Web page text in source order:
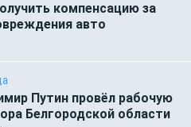
компенсацию за
авто
Путин провёл рабочую
Белгородской области